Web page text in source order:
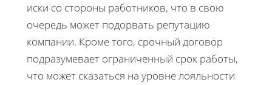
иски со стороны работников, что в свою
очередь может подорвать репутацию
компании. Кроме того, срочный договор
подразумевает ограниченный срок работы,
что может сказаться на уровне лояльности